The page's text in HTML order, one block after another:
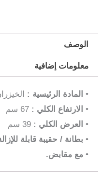
الوصف
معلومات إضافية
• المادة الرئيسية :
• الارتفاع الكلي :
• العرض الكلي :
• بطانة / حقيبة قابلة
• مع مقابض.